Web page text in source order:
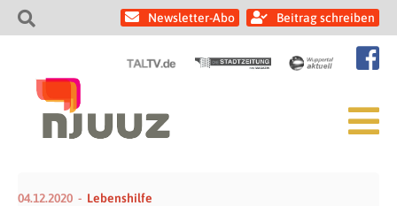
Newsletter-Abo Beitrag schreiben
04.12.2020
Lebenshilfe